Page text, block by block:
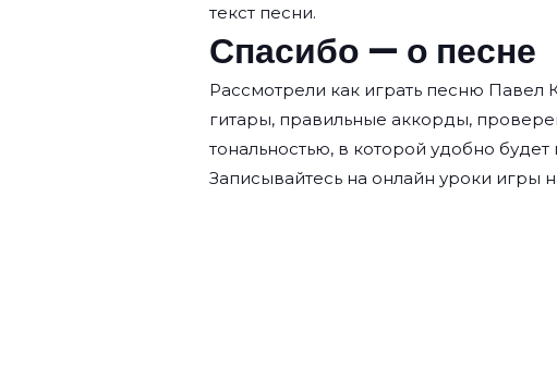
текст песни.
Спасибо — о песне
Рассмотрели как играть песню
гитары, правильные аккорды,
тональностью, в которой удобно будет
Записывайтесь на онлайн уроки игры